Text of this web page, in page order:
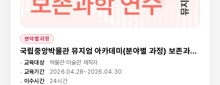
분야별과정
국립중앙박물관 뮤지엄 아카데미(분야별 과정) 보존과학 연수
교육대상
박물관·미술관 재직자
교육기간
2026.04.28~2026.04.30
이수시간
24시간